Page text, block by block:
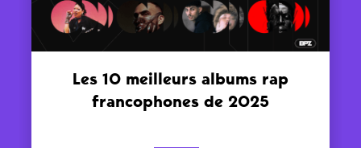
Les 10 meilleurs albums rap
francophones de 2025